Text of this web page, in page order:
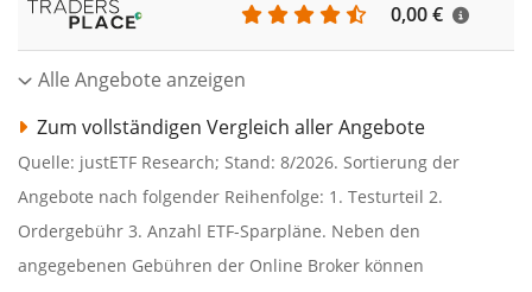
0,00 €
Alle Angebote anzeigen
Zum vollständigen Vergleich aller Angebote
Quelle: justETF Research; Stand: 8/2026. Sortierung der
Angebote nach folgender Reihenfolge: 1. Testurteil 2.
Ordergebühr 3. Anzahl ETF-Sparpläne. Neben den
angegebenen Gebühren der Online Broker können